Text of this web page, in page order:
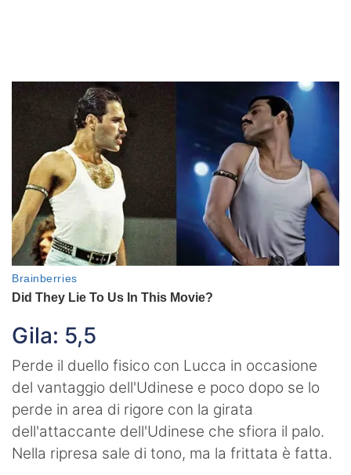
Gila: 5,5
Perde il duello fisico con Lucca in occasione
del vantaggio dell'Udinese e poco dopo se lo
perde in area di rigore con la girata
dell'attaccante dell'Udinese che sfiora il palo.
Nella ripresa sale di tono, ma la frittata è fatta.